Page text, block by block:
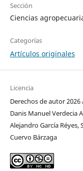
Sección
Ciencias
Categorías
Artículos originales
Licencia
Derechos de autor 2026
Danis Manuel Verdecia
Alejandro García
Cuervo Bárzaga